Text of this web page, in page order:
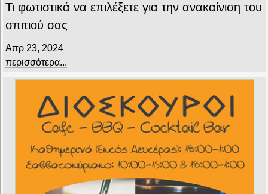
Τι φωτιστικά να επιλέξετε για την ανακαίνιση του
σπιτιού σας
Απρ 23, 2024
περισσότερα...